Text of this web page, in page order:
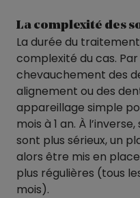
La complexité des
La durée du
complexité du cas.
chevauchement des
alignement ou des
appareillage simple
mois à 1 an. À
sont plus sérieux, un
alors être mis en
plus régulières (tous
mois).